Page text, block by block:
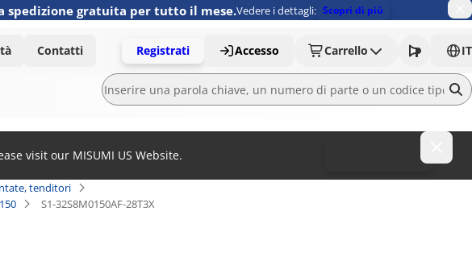
spedizione gratuita per tutto il mese.Vedere i dettagli: Scopri di più
Contatti Registrati Accesso Carrello IT
visit our MISUMI US Website.
tenditori
S1-32S8M0150AF-28T3X